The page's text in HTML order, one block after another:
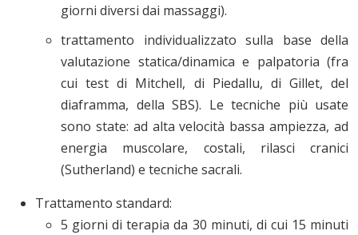
giorni diversi dai massaggi).
trattamento individualizzato sulla base della
valutazione statica/dinamica e palpatoria (fra
cui test di Mitchell, di Piedallu, di Gillet, del
diaframma, della SBS). Le tecniche più usate
sono state: ad alta velocità bassa ampiezza, ad
energia muscolare, costali, rilasci cranici
(Sutherland) e tecniche sacrali.
Trattamento standard:
5 giorni di terapia da 30 minuti, di cui 15 minuti